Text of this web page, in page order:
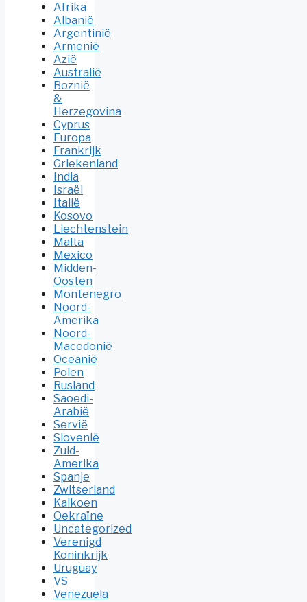
Afrika
Albanië
Argentinië
Armenië
Azië
Australië
Boznië
&
Herzegovina
Cyprus
Europa
Frankrijk
Griekenland
India
Israël
Italië
Kosovo
Liechtenstein
Malta
Mexico
Midden-
Oosten
Montenegro
Noord-
Amerika
Noord-
Macedonië
Oceanië
Polen
Rusland
Saoedi-
Arabië
Servië
Slovenië
Zuid-
Amerika
Spanje
Zwitserland
Kalkoen
Oekraïne
Uncategorized
Verenigd
Koninkrijk
Uruguay
VS
Venezuela